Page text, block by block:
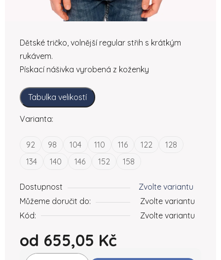
Dětské tričko, volnější regular střih s krátkým
rukávem.
Pískací nášivka vyrobená z koženky
Tabulka velikostí
Varianta:
92 98 104 110 116 122
128
134
140 146 152 158
Dostupnost
Zvolte variantu
Můžeme doručit do:
Zvolte variantu
Kód:
Zvolte variantu
od 655,05 Kč
Měrná cena: